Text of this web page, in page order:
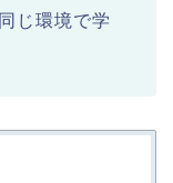
じ環境で学